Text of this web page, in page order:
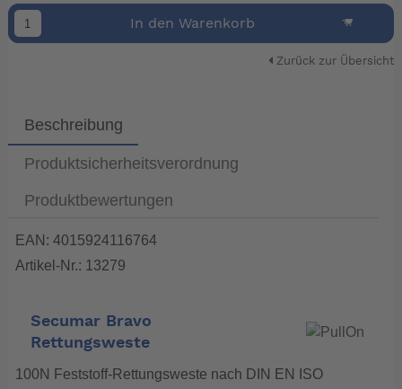
In den Warenkorb
Zurück zur Übersicht
Beschreibung
Produktsicherheitsverordnung
Produktbewertungen
EAN: 4015924116764
Artikel-Nr.: 13279
Secumar Bravo
Rettungsweste
100N Feststoff-Rettungsweste nach DIN EN ISO